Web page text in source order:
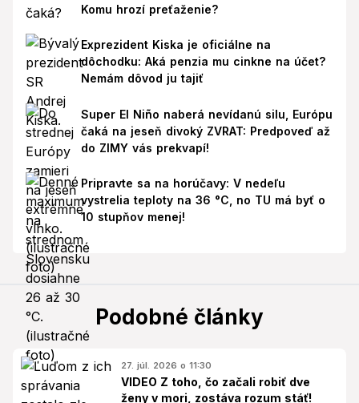
Komu hrozí preťaženie?
Exprezident Kiska je oficiálne na
dôchodku: Aká penzia mu cinkne na účet?
Nemám dôvod ju tajiť
Super El Niño naberá nevídanú silu, Európu
čaká na jeseň divoký ZVRAT: Predpoveď až
do ZIMY vás prekvapí!
Pripravte sa na horúčavy: V nedeľu
vystrelia teploty na 36 °C, no TU má byť o
10 stupňov menej!
Podobné články
27. júl. 2026 o 11:30
VIDEO Z toho, čo začali robiť dve
ženy v mori, zostáva rozum stáť!